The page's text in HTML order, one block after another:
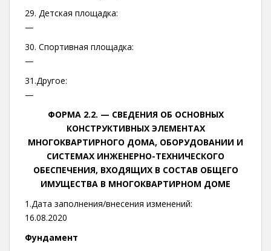
29. Детская площадка:
—
30. Спортивная площадка:
—
31.Другое:
—
ФОРМА 2.2. — СВЕДЕНИЯ ОБ ОСНОВНЫХ
КОНСТРУКТИВНЫХ ЭЛЕМЕНТАХ
МНОГОКВАРТИРНОГО ДОМА, ОБОРУДОВАНИИ И
СИСТЕМАХ ИНЖЕНЕРНО-ТЕХНИЧЕСКОГО
ОБЕСПЕЧЕНИЯ, ВХОДЯЩИХ В СОСТАВ ОБЩЕГО
ИМУЩЕСТВА В МНОГОКВАРТИРНОМ ДОМЕ
1.Дата заполнения/внесения изменений:
16.08.2020
Фундамент